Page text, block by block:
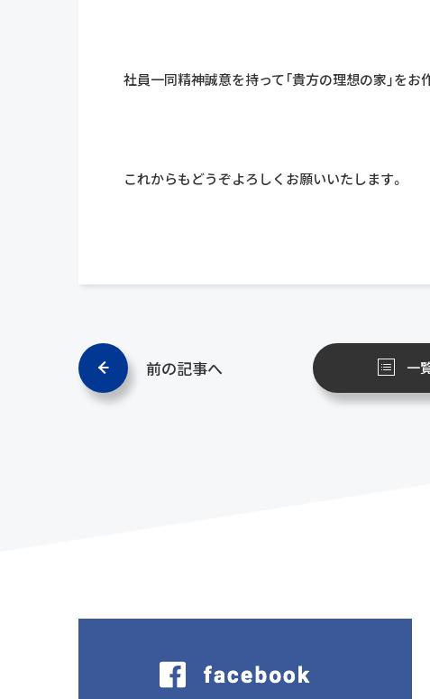
社員一同精神誠意を持って「貴方の理想の家」をお
これからもどうぞよろしくお願いいたします。
前の記事へ 一